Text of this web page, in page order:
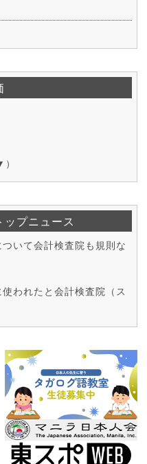
プニュース
いて会計検査院も規則な
われたと会計検査院（ス